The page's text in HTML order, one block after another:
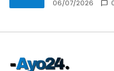
06/07/2026